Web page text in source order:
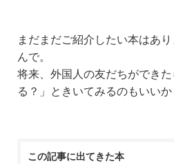
まだまだご紹介したい本はあ
んで。
将来、外国人の友だちができ
る？」ときいてみるのもいいか
この記事に出てきた本